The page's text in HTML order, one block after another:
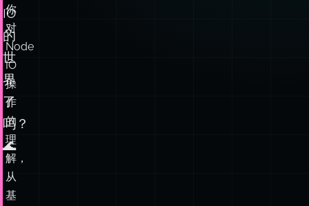
IO
的
世
界
了
吗？
🌊
你
对
Node
IO
操
作
的
理
解，
从
基